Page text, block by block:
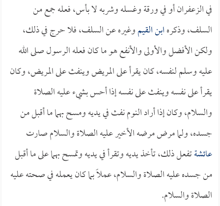
في الزعفران أو في ورقة وغسله وشربه لا بأس، فعله جمع من
السلف، وذكرهابن القيموغيره عن السلف، فلا حرج في ذلك،
ولكن الأفضل والأولى والأنفع هو ما كان فعله الرسول صلى الله
عليه وسلم لنفسه، كان يقرأ على المريض وينفث على المريض، وكان
يقرأ على نفسه وينفث على نفسه إذا أحس بشيء عليه الصلاة
والسلام، وكان إذا أراد النوم نفث في يديه ومسح بهما ما أقبل من
جسده، ولما مرض مرضه الأخير عليه الصلاة والسلام صارت
عائشةتفعل ذلك، تأخذ يديه وتقرأ في يديه وتمسح بهما على ما أقبل
من جسده عليه الصلاة والسلام، عملاً بما كان يعمله في صحته عليه
الصلاة والسلام.